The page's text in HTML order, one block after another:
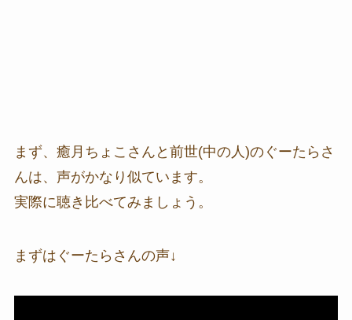
まず、癒月ちょこさんと前世(中の人)のぐーたらさ
んは、声がかなり似ています。
実際に聴き比べてみましょう。
まずはぐーたらさんの声↓